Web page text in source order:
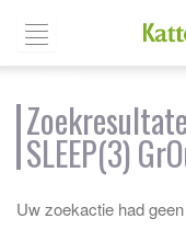
SLEEP(3)
Uw zoekactie had